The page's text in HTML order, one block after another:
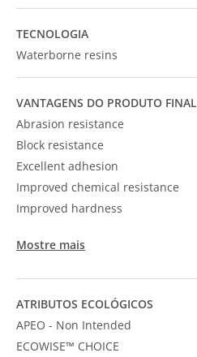
TECNOLOGIA
Waterborne resins
VANTAGENS DO PRODUTO FINAL
Abrasion resistance
Block resistance
Excellent adhesion
Improved chemical resistance
Improved hardness
Mostre mais
ATRIBUTOS ECOLÓGICOS
APEO - Non Intended
ECOWISE™ CHOICE